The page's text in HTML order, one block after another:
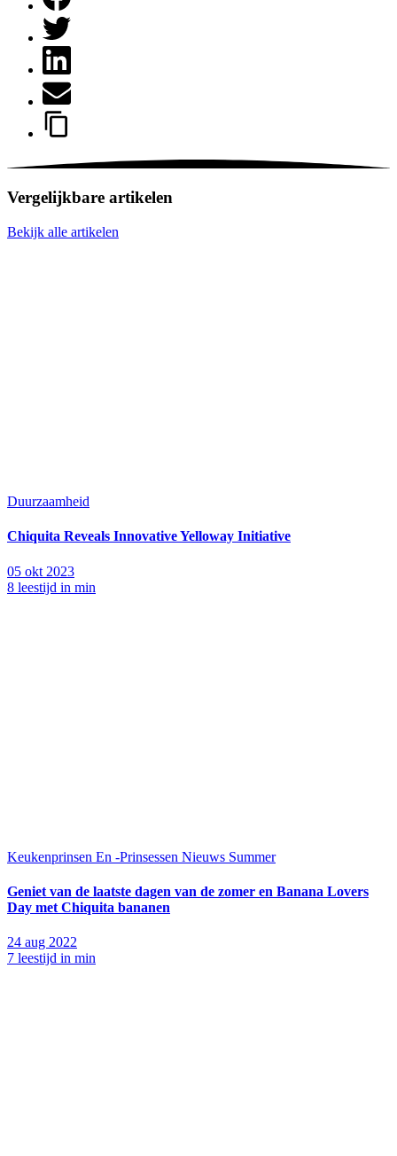
Vergelijkbare artikelen
Bekijk alle artikelen
Duurzaamheid
Chiquita Reveals Innovative Yelloway Initiative
05 okt 2023
8 leestijd in min
Keukenprinsen En -Prinsessen Nieuws Summer
Geniet van de laatste dagen van de zomer en Banana Lovers
Day met Chiquita bananen
24 aug 2022
7 leestijd in min